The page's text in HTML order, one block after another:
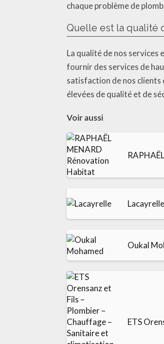
chaque problème de
Quelle est la qualité
La qualité de nos services
fournir des services de
satisfaction de nos clients
élevées de qualité et de
Voir aussi
Lacayrelle
Oukal
ETS